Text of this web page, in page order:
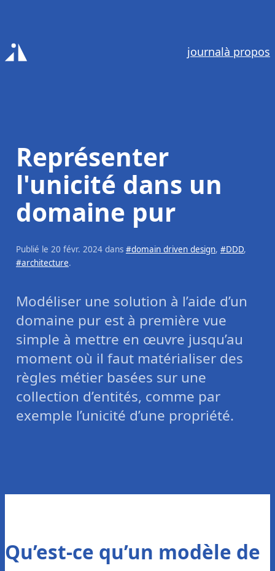
journalà propos
Représenter
l'unicité dans un
domaine pur
Publié le 20 févr. 2024 dans #domain driven design, #DDD,
#architecture.
Modéliser une solution à l’aide d’un
domaine pur est à première vue
simple à mettre en œuvre jusqu’au
moment où il faut matérialiser des
règles métier basées sur une
collection d’entités, comme par
exemple l’unicité d’une propriété.
Qu’est-ce qu’un modèle de